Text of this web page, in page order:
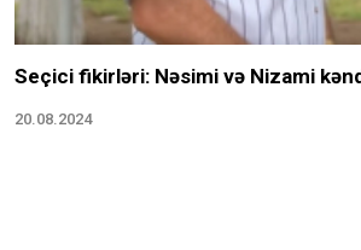
Seçici fikirləri: Nəsimi və Nizami
20.08.2024